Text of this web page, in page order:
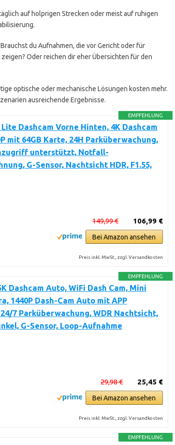
auf holprigen Strecken oder meist auf ruhigen
du Aufnahmen, die vor Gericht oder für
Oder reichen dir eher Übersichten für den
optische oder mechanische Lösungen kosten mehr.
ausreichende Ergebnisse.
EMPFEHLUNG
Lite Dashcam Vorne Hinten, 4K Dashcam
mit 64GB Karte, 24H Parküberwachung,
unterstützt, Notfall-
G-Sensor, Nachtsicht HDR, F1.55,
106,99 €
149,99 €
Bei Amazon ansehen
Preis inkl. MwSt., zzgl. Versandkosten
EMPFEHLUNG
Dashcam Auto, WiFi Dash Cam, Mini
1440P Dash-Cam Auto mit APP
7 Parküberwachung, WDR Nachtsicht,
G-Sensor, Loop-Aufnahme
25,45 €
29,98 €
Bei Amazon ansehen
Preis inkl. MwSt., zzgl. Versandkosten
EMPFEHLUNG